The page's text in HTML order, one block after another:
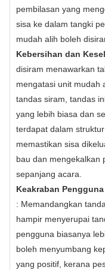
pembilasan yang
sisa ke dalam tangki
mudah alih boleh
Kebersihan dan
disiram menawarkan
mengatasi unit mudah
tandas siram, tandas
yang lebih biasa dan
terdapat dalam
memastikan sisa
bau dan mengekalkan
sepanjang acara.
Keakraban Pengguna
: Memandangkan
hampir menyerupai
pengguna biasanya
boleh menyumbang
yang positif, kerana